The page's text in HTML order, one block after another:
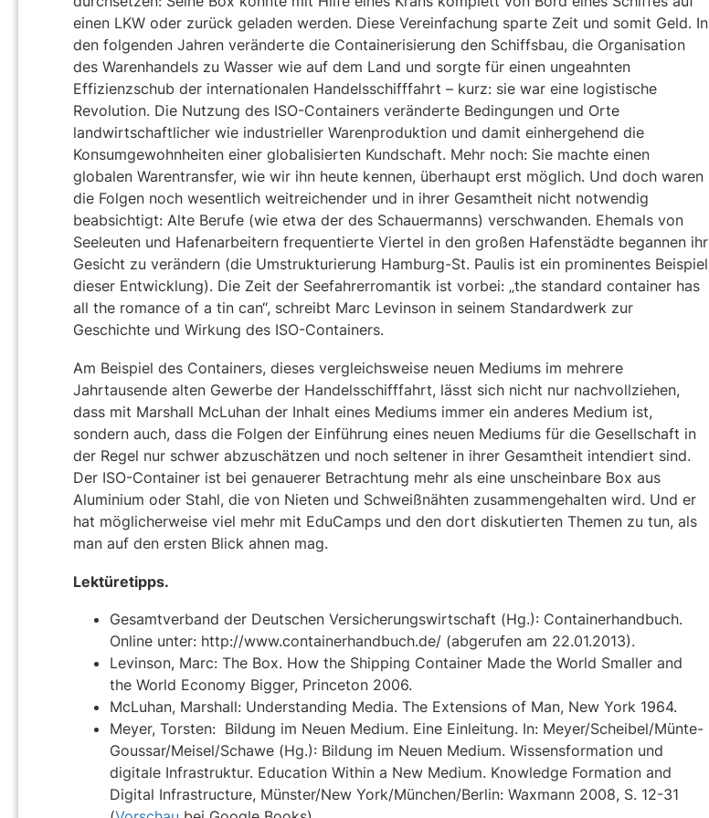
einen LKW oder zurück geladen werden. Diese Vereinfachung sparte Zeit und somit Geld. In
den folgenden Jahren veränderte die Containerisierung den Schiffsbau, die Organisation
des Warenhandels zu Wasser wie auf dem Land und sorgte für einen ungeahnten
Effizienzschub der internationalen Handelsschifffahrt – kurz: sie war eine logistische
Revolution. Die Nutzung des ISO-Containers veränderte Bedingungen und Orte
landwirtschaftlicher wie industrieller Warenproduktion und damit einhergehend die
Konsumgewohnheiten einer globalisierten Kundschaft. Mehr noch: Sie machte einen
globalen Warentransfer, wie wir ihn heute kennen, überhaupt erst möglich. Und doch waren
die Folgen noch wesentlich weitreichender und in ihrer Gesamtheit nicht notwendig
beabsichtigt: Alte Berufe (wie etwa der des Schauermanns) verschwanden. Ehemals von
Seeleuten und Hafenarbeitern frequentierte Viertel in den großen Hafenstädte begannen ihr
Gesicht zu verändern (die Umstrukturierung Hamburg-St. Paulis ist ein prominentes Beispiel
dieser Entwicklung). Die Zeit der Seefahrerromantik ist vorbei: „the standard container has
all the romance of a tin can“, schreibt Marc Levinson in seinem Standardwerk zur
Geschichte und Wirkung des ISO-Containers.
Am Beispiel des Containers, dieses vergleichsweise neuen Mediums im mehrere
Jahrtausende alten Gewerbe der Handelsschifffahrt, lässt sich nicht nur nachvollziehen,
dass mit Marshall McLuhan der Inhalt eines Mediums immer ein anderes Medium ist,
sondern auch, dass die Folgen der Einführung eines neuen Mediums für die Gesellschaft in
der Regel nur schwer abzuschätzen und noch seltener in ihrer Gesamtheit intendiert sind.
Der ISO-Container ist bei genauerer Betrachtung mehr als eine unscheinbare Box aus
Aluminium oder Stahl, die von Nieten und Schweißnähten zusammengehalten wird. Und er
hat möglicherweise viel mehr mit EduCamps und den dort diskutierten Themen zu tun, als
man auf den ersten Blick ahnen mag.
Lektüretipps.
Gesamtverband der Deutschen Versicherungswirtschaft (Hg.): Containerhandbuch.
Online unter: http://www.containerhandbuch.de/ (abgerufen am 22.01.2013).
Levinson, Marc: The Box. How the Shipping Container Made the World Smaller and
the World Economy Bigger, Princeton 2006.
McLuhan, Marshall: Understanding Media. The Extensions of Man, New York 1964.
Meyer, Torsten: Bildung im Neuen Medium. Eine Einleitung. In: Meyer/Scheibel/Münte-
Goussar/Meisel/Schawe (Hg.): Bildung im Neuen Medium. Wissensformation und
digitale Infrastruktur. Education Within a New Medium. Knowledge Formation and
Digital Infrastructure, Münster/New York/München/Berlin: Waxmann 2008, S. 12-31